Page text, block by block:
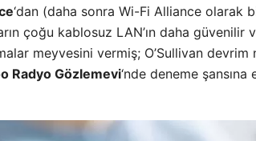
‘dan (daha sonra Wi-Fi Alliance olarak
çoğu kablosuz LAN’ın daha güvenilir
meyvesini vermiş; O’Sullivan
Radyo Gözlemevi‘nde deneme şansına